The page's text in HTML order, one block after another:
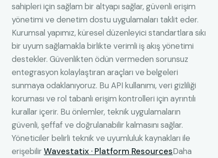
sahipleri için sağlam bir altyapı sağlar, güvenli erişim
yönetimi ve denetim dostu uygulamaları taklit eder.
Kurumsal yapımız, küresel düzenleyici standartlara sıkı
bir uyum sağlamakla birlikte verimli iş akış yönetimi
destekler. Güvenlikten ödün vermeden sorunsuz
entegrasyon kolaylaştıran araçları ve belgeleri
sunmaya odaklanıyoruz. Bu API kullanımı, veri gizliliği
koruması ve rol tabanlı erişim kontrolleri için ayrıntılı
kurallar içerir. Bu önlemler, teknik uygulamaların
güvenli, şeffaf ve doğrulanabilir kalmasını sağlar.
Yöneticiler belirli teknik ve uyumluluk kaynakları ile
erişebilirWavestatix · Platform ResourcesDaha